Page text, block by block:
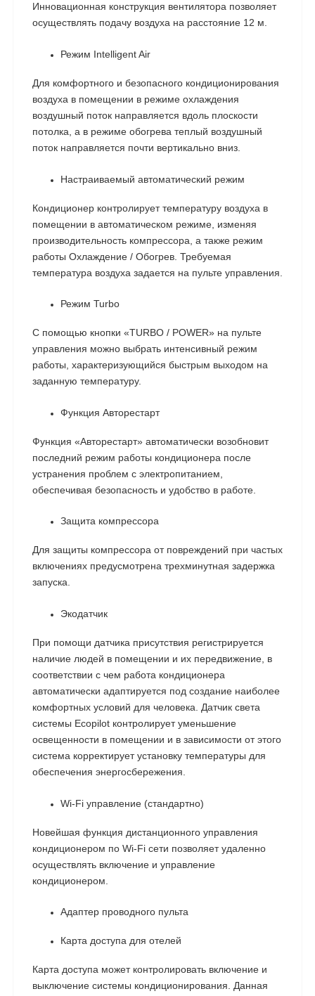
Инновационная конструкция вентилятора позволяет
осуществлять подачу воздуха на расстояние 12 м.
Режим Intelligent Air
Для комфортного и безопасного кондиционирования
воздуха в помещении в режиме охлаждения
воздушный поток направляется вдоль плоскости
потолка, а в режиме обогрева теплый воздушный
поток направляется почти вертикально вниз.
Настраиваемый автоматический режим
Кондиционер контролирует температуру воздуха в
помещении в автоматическом режиме, изменяя
производительность компрессора, а также режим
работы Охлаждение / Обогрев. Требуемая
температура воздуха задается на пульте управления.
Режим Turbo
С помощью кнопки «TURBO / POWER» на пульте
управления можно выбрать интенсивный режим
работы, характеризующийся быстрым выходом на
заданную температуру.
Функция Авторестарт
Функция «Авторестарт» автоматически возобновит
последний режим работы кондиционера после
устранения проблем с электропитанием,
обеспечивая безопасность и удобство в работе.
Защита компрессора
Для защиты компрессора от повреждений при частых
включениях предусмотрена трехминутная задержка
запуска.
Экодатчик
При помощи датчика присутствия регистрируется
наличие людей в помещении и их передвижение, в
соответствии с чем работа кондиционера
автоматически адаптируется под создание наиболее
комфортных условий для человека. Датчик света
системы Ecopilot контролирует уменьшение
освещенности в помещении и в зависимости от этого
система корректирует установку температуры для
обеспечения энергосбережения.
Wi-Fi управление (стандартно)
Новейшая функция дистанционного управления
кондиционером по Wi-Fi сети позволяет удаленно
осуществлять включение и управление
кондиционером.
Адаптер проводного пульта
Карта доступа для отелей
Карта доступа может контролировать включение и
выключение системы кондиционирования. Данная